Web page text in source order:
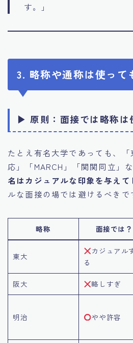
す。」
3. 略称や通称は使って
▶ 原則： 面接では略称は
たとえ有名大学であっても、
応」「MARCH」「関関同立」
名はカジュアルな印象を与えて
ルな面接の場では避けるべきで
略称 面接では？
東大
カジュアル
る
阪大 略しすぎ
明治 やや許容